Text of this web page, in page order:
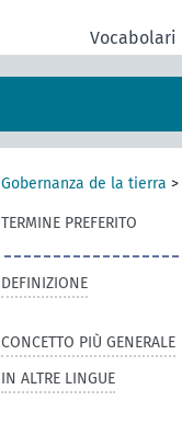
Vocabolari
Gobernanza de la tierra >
TERMINE PREFERITO
DEFINIZIONE
CONCETTO PIÙ GENERALE
IN ALTRE LINGUE